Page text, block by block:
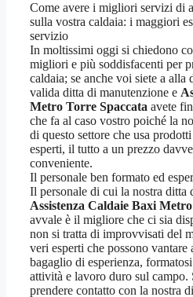
Come avere i migliori servizi di
sulla vostra caldaia: i maggiori
servizio
In moltissimi oggi si chiedono
migliori e più soddisfacenti per
caldaia; se anche voi siete a alla
valida ditta di manutenzione e
Metro Torre Spaccata avete
che fa al caso vostro poiché la
di questo settore che usa
esperti, il tutto a un prezzo
conveniente.
Il personale ben formato ed
Il personale di cui la nostra ditta
Assistenza Caldaie Baxi
avvale è il migliore che ci sia
non si tratta di improvvisati del
veri esperti che possono
bagaglio di esperienza,
attività e lavoro duro sul campo.
prendere contatto con la nostra